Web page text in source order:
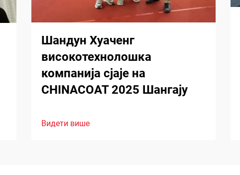
Шандун Хуаченг
високотехнолошка
компанија сјаје на
CHINACOAT 2025 Шангају
Видети више